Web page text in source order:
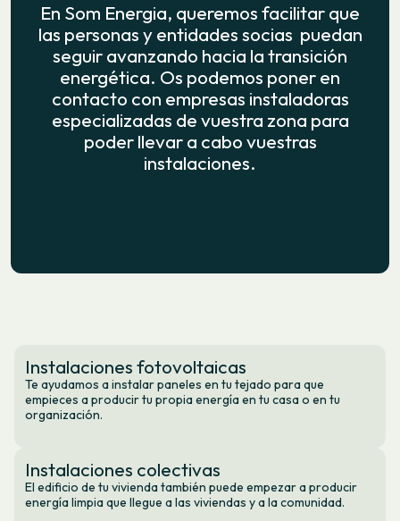
En Som Energia, queremos facilitar que
las personas y entidades socias puedan
seguir avanzando hacia la transición
energética. Os podemos poner en
contacto con empresas instaladoras
especializadas de vuestra zona para
poder llevar a cabo vuestras
instalaciones.
Instalaciones fotovoltaicas
Te ayudamos a instalar paneles en tu tejado para que
empieces a producir tu propia energía en tu casa o en tu
organización.
Instalaciones colectivas
El edificio de tu vivienda también puede empezar a producir
energía limpia que llegue a las viviendas y a la comunidad.